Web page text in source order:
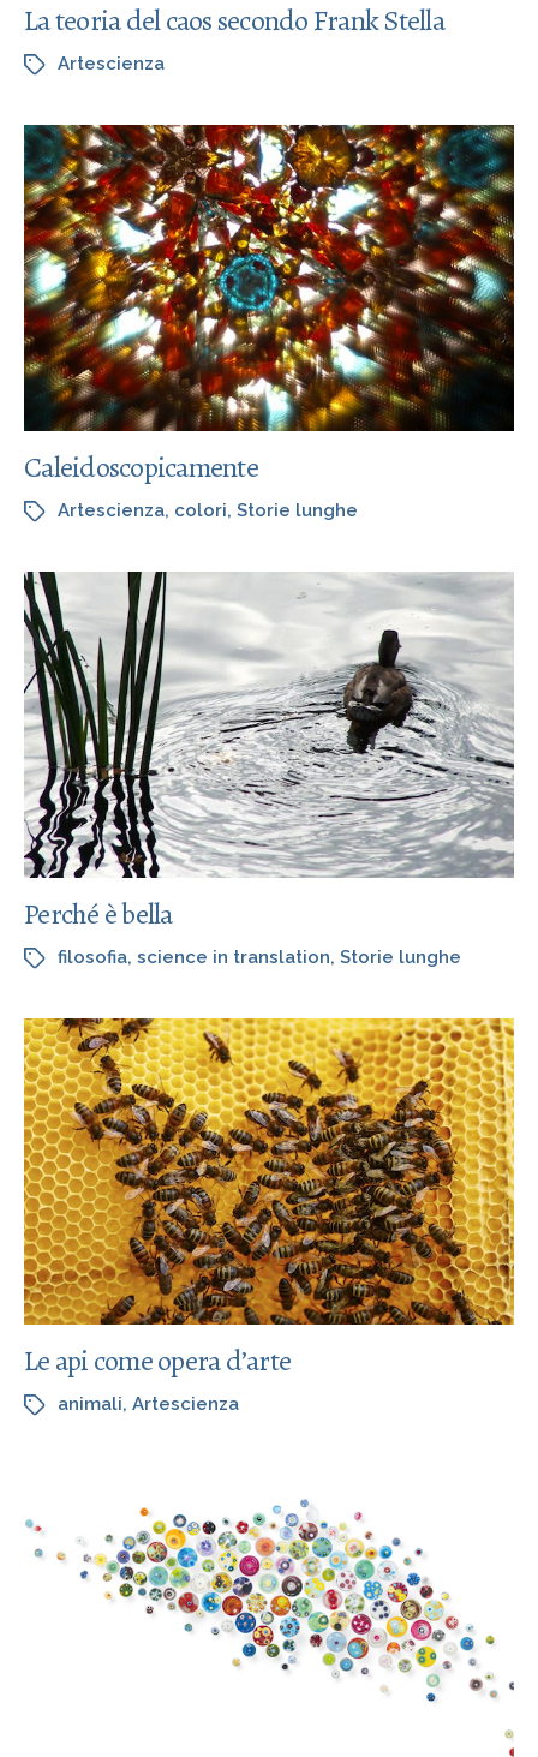
La teoria del caos secondo Frank Stella
Artescienza
Caleidoscopicamente
Artescienza, colori, Storie lunghe
Perché è bella
filosofia, science in translation, Storie lunghe
Le api come opera d’arte
animali, Artescienza